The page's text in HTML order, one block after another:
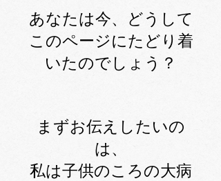
あなたは今、どうして
このページにたどり着
いたのでしょう？
まずお伝えしたいの
は、
私は子供のころの大病